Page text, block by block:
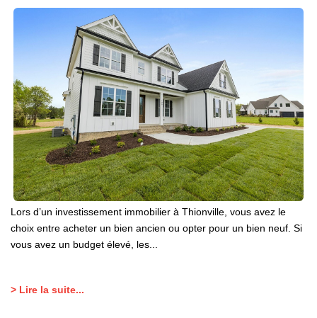
Lors d’un investissement immobilier à Thionville, vous avez le
choix entre acheter un bien ancien ou opter pour un bien neuf. Si
vous avez un budget élevé, les...
> Lire la suite...